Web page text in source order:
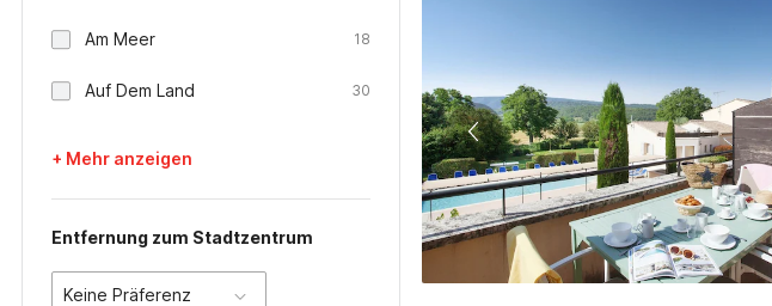
Am Meer 18
Auf Dem Land 30
+ Mehr anzeigen
Entfernung zum Stadtzentrum
Keine Präferenz